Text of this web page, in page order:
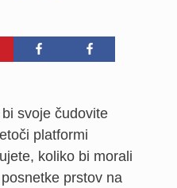
svoje čudovite
platformi
koliko bi morali
prstov na